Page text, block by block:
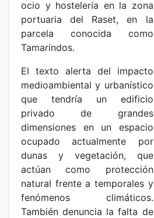
ocio y hostelería en la zona
portuaria del Raset, en la
parcela conocida como
Tamarindos.
El texto alerta del impacto
medioambiental y urbanístico
que tendría un edificio
privado de grandes
dimensiones en un espacio
ocupado actualmente por
dunas y vegetación, que
actúan como protección
natural frente a temporales y
fenómenos climáticos.
También denuncia la falta de